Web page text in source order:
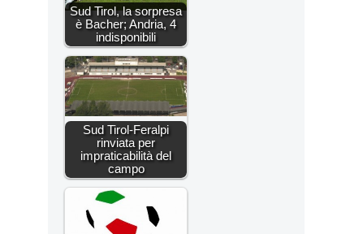
Sud Tirol, la sorpresa
è Bacher; Andria, 4
indisponibili
Sud Tirol-Feralpi
rinviata per
impraticabilità del
campo